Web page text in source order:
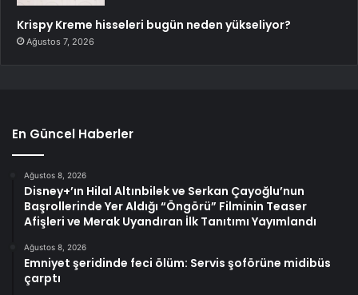
Krispy Kreme hisseleri bugün neden yükseliyor?
Ağustos 7, 2026
En Güncel Haberler
Ağustos 8, 2026
Disney+’ın Hilal Altınbilek ve Serkan Çayoğlu’nun
Başrollerinde Yer Aldığı “Öngörü” Filminin Teaser
Afişleri ve Merak Uyandıran İlk Tanıtımı Yayımlandı
Ağustos 8, 2026
Emniyet şeridinde feci ölüm: Servis şoförüne midibüs
çarptı